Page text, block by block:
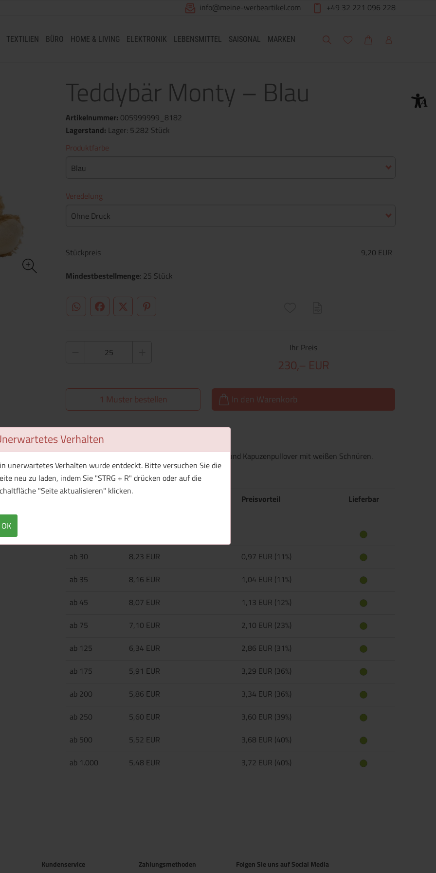
Verhalten
unerwartetes Verhalten wurde entdeckt. Bitte versuchen Sie die
neu zu laden, indem Sie "STRG + R" drücken oder auf die
"Seite aktualisieren" klicken.
OK
info@meine-werbeartikel.com +49 32 221 096 228
TEXTILIEN BÜRO HOME & LIVING ELEKTRONIK LEBENSMITTEL SAISONAL MARKEN Suche Meine Wunschliste
WarenkorbMein Account
Teddybär Monty – Blau
Artikelnummer: 005999999_8182
Lagerstand: Lager: 5.282 Stück
Produktfarbe
Blau
Veredelung
Ohne Druck
Stückpreis
9,20 EUR
Mindestbestellmenge: 25 Stück
WhatsApp (#[creator\plugin\share\core\structs\SocialSharingServiceSettings]:only_chrome#)
FacebookTwitter (#[creator\plugin\share\core\structs\SocialSharingServiceSettings]:formaly_twitter#)
Pinterest
Ihr Preis
230,– EUR
1 Muster bestellen In den Warenkorb
Überblick
Plüschteddybär, ca. 20 cm, mit gestickten Augen und Kapuzenpullover mit weißen Schnüren.
Preisvorteil Lieferbar
ab 30
8,23 EUR
0,97 EUR (11%)
ab 35
8,16 EUR
1,04 EUR (11%)
ab 45
8,07 EUR
1,13 EUR (12%)
ab 75
7,10 EUR
2,10 EUR (23%)
ab 125
6,34 EUR
2,86 EUR (31%)
ab 175
5,91 EUR
3,29 EUR (36%)
ab 200
5,86 EUR
3,34 EUR (36%)
ab 250
5,60 EUR
3,60 EUR (39%)
ab 500
5,52 EUR
3,68 EUR (40%)
ab 1.000
5,48 EUR 3,72 EUR (40%)
Kundenservice Zahlungsmethoden Folgen Sie uns auf Social Media